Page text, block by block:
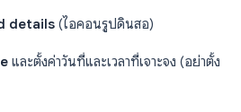
details (ไอคอนรูปดินสอ)
และตั้งค่าวันที่และเวลาที่เจาะจง (อย่าตั้ง